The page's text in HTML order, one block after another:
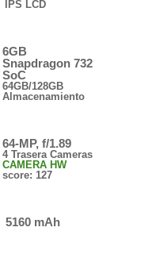
IPS LCD
6GB
Snapdragon 732
SoC
64GB/128GB
Almacenamiento
64-MP, f/1.89
4 Trasera Cameras
CAMERA HW
score: 127
5160 mAh